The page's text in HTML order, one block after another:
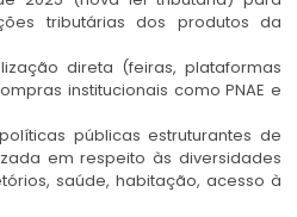
tributárias dos produtos da
direta (feiras, plataformas
institucionais como PNAE e
públicas estruturantes de
em respeito às diversidades
saúde, habitação, acesso à